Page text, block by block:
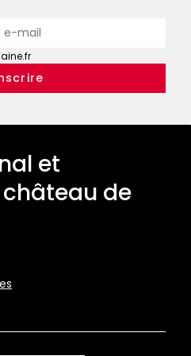
et
de